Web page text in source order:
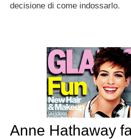
decisione di come indossarlo.
Anne Hathaway